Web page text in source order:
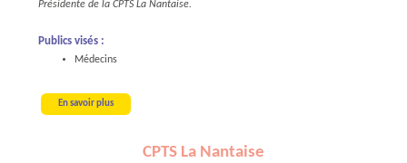
Présidente de la CPTS La Nantaise.
Publics visés :
Médecins
En savoir plus
CPTS La Nantaise